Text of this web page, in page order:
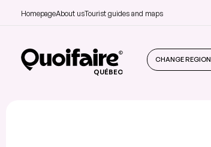
HomepageAbout usTourist guides and maps
QUÉBEC
CHANGE REGION